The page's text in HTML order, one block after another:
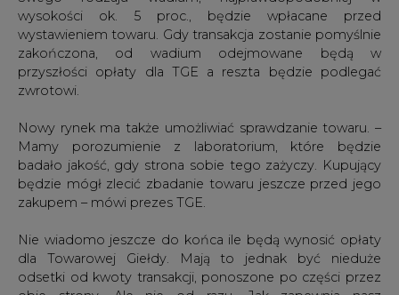
wysokości ok. 5 proc., będzie wpłacane przed
wystawieniem towaru. Gdy transakcja zostanie pomyślnie
zakończona, od wadium odejmowane będą w
przyszłości opłaty dla TGE a reszta będzie podlegać
zwrotowi.
Nowy rynek ma także umożliwiać sprawdzanie towaru. –
Mamy porozumienie z laboratorium, które będzie
badało jakość, gdy strona sobie tego zażyczy. Kupujący
będzie mógł zlecić zbadanie towaru jeszcze przed jego
zakupem – mówi prezes TGE.
Nie wiadomo jeszcze do końca ile będą wynosić opłaty
dla Towarowej Giełdy. Mają to jednak być nieduże
odsetki od kwoty transakcji, ponoszone po części przez